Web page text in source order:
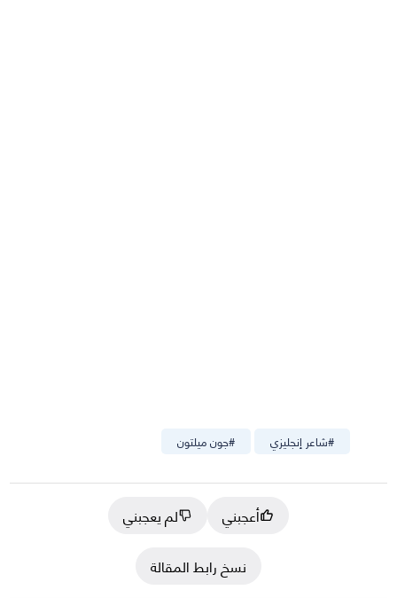
#جون ميلتون #شاعر إنجليزي
أعجبني
لم يعجبني
نسخ رابط المقالة